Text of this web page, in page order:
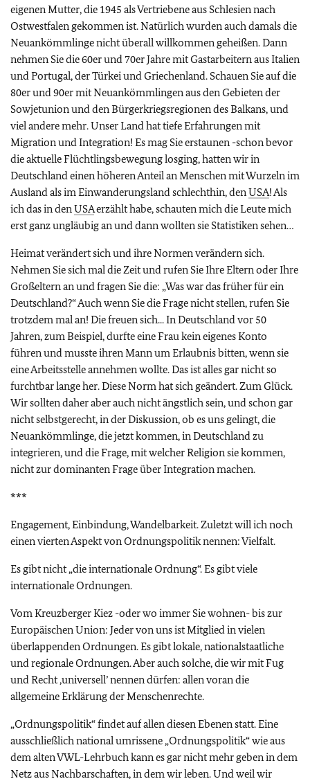
eigenen Mutter, die 1945 als Vertriebene aus Schlesien nach
Ostwestfalen gekommen ist. Natürlich wurden auch damals die
Neuankömmlinge nicht überall willkommen geheißen. Dann
nehmen Sie die 60er und 70er Jahre mit Gastarbeitern aus Italien
und Portugal, der Türkei und Griechenland. Schauen Sie auf die
80er und 90er mit Neuankömmlingen aus den Gebieten der
Sowjetunion und den Bürgerkriegsregionen des Balkans, und
viel andere mehr. Unser Land hat tiefe Erfahrungen mit
Migration und Integration! Es mag Sie erstaunen -schon bevor
die aktuelle Flüchtlingsbewegung losging, hatten wir in
Deutschland einen höheren Anteil an Menschen mit Wurzeln im
Ausland als im Einwanderungsland schlechthin, denUSA! Als
ich das in denUSAerzählt habe, schauten mich die Leute mich
erst ganz ungläubig an und dann wollten sie Statistiken sehen…
Heimat verändert sich und ihre Normen verändern sich.
Nehmen Sie sich mal die Zeit und rufen Sie Ihre Eltern oder Ihre
Großeltern an und fragen Sie die: „Was war das früher für ein
Deutschland?“ Auch wenn Sie die Frage nicht stellen, rufen Sie
trotzdem mal an! Die freuen sich... In Deutschland vor 50
Jahren, zum Beispiel, durfte eine Frau kein eigenes Konto
führen und musste ihren Mann um Erlaubnis bitten, wenn sie
eine Arbeitsstelle annehmen wollte. Das ist alles gar nicht so
furchtbar lange her. Diese Norm hat sich geändert. Zum Glück.
Wir sollten daher aber auch nicht ängstlich sein, und schon gar
nicht selbstgerecht, in der Diskussion, ob es uns gelingt, die
Neuankömmlinge, die jetzt kommen, in Deutschland zu
integrieren, und die Frage, mit welcher Religion sie kommen,
nicht zur dominanten Frage über Integration machen.
***
Engagement, Einbindung, Wandelbarkeit. Zuletzt will ich noch
einen vierten Aspekt von Ordnungspolitik nennen: Vielfalt.
Es gibt nicht „die internationale Ordnung“. Es gibt viele
internationale Ordnungen.
Vom Kreuzberger Kiez -oder wo immer Sie wohnen- bis zur
Europäischen Union: Jeder von uns ist Mitglied in vielen
überlappenden Ordnungen. Es gibt lokale, nationalstaatliche
und regionale Ordnungen. Aber auch solche, die wir mit Fug
und Recht ‚universell’ nennen dürfen: allen voran die
allgemeine Erklärung der Menschenrechte.
„Ordnungspolitik“ findet auf allen diesen Ebenen statt. Eine
ausschließlich national umrissene „Ordnungspolitik“ wie aus
dem alten VWL-Lehrbuch kann es gar nicht mehr geben in dem
Netz aus Nachbarschaften, in dem wir leben. Und weil wir